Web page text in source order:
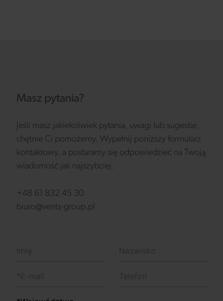
Masz pytania?
Jeśli masz jakiekolwiek pytania, uwagi lub sugestie,
chętnie Ci pomożemy. Wypełnij poniższy formularz
kontaktowy, a postaramy się odpowiedzieć na Twoją
wiadomość jak najszybciej.
+48 61 832 45 30
biuro@vents-group.pl